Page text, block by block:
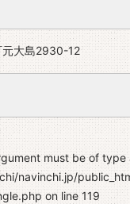
元大島2930-12
must be of
navinchi.jp/
on line119